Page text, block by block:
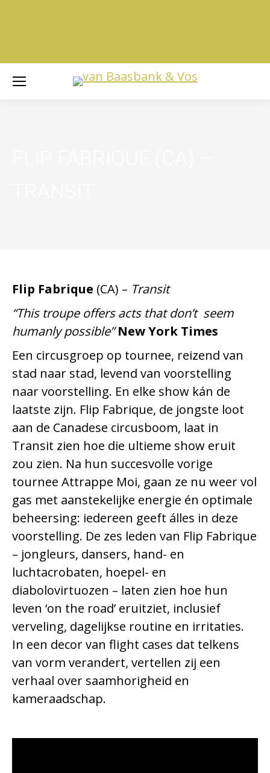
Flip Fabrique (CA) – Transit
“This troupe offers acts that don’t seem
humanly possible” New York Times
Een circusgroep op tournee, reizend van
stad naar stad, levend van voorstelling
naar voorstelling. En elke show kán de
laatste zijn. Flip Fabrique, de jongste loot
aan de Canadese circusboom, laat in
Transit zien hoe die ultieme show eruit
zou zien. Na hun succesvolle vorige
tournee Attrappe Moi, gaan ze nu weer vol
gas met aanstekelijke energie én optimale
beheersing: iedereen geeft álles in deze
voorstelling. De zes leden van Flip Fabrique
– jongleurs, dansers, hand- en
luchtacrobaten, hoepel- en
diabolovirtuozen – laten zien hoe hun
leven ‘on the road’ eruitziet, inclusief
verveling, dagelijkse routine en irritaties.
In een decor van flight cases dat telkens
van vorm verandert, vertellen zij een
verhaal over saamhorigheid en
kameraadschap.